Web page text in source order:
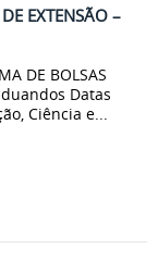
EXTENSÃO –
DE BOLSAS
Datas
Ciência e...